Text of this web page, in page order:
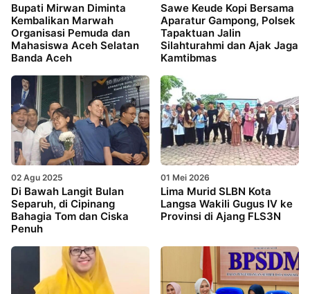
Bupati Mirwan Diminta
Kembalikan Marwah
Organisasi Pemuda dan
Mahasiswa Aceh Selatan
Banda Aceh
Sawe Keude Kopi Bersama
Aparatur Gampong, Polsek
Tapaktuan Jalin
Silahturahmi dan Ajak Jaga
Kamtibmas
02 Agu 2025
Di Bawah Langit Bulan
Separuh, di Cipinang
Bahagia Tom dan Ciska
Penuh
01 Mei 2026
Lima Murid SLBN Kota
Langsa Wakili Gugus IV ke
Provinsi di Ajang FLS3N